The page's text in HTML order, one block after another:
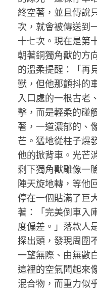
終空著，並且傳說
次，就會被傳送到
十七次。現在是第
朝著銅獨角獸的方
的溫柔提醒：「再
獸，但他那顫抖的
入口處的一根古老
擊，而是輕柔的碰
著，一道濃郁的、
芒。猛地從柱子爆
他的掀背車。光芒
剩下獨角獸雕像一
陣天旋地轉，等他
停在一個貼滿了巨
著：「完美倒車
度偏差。」落款人
探出頭，發現周圍
一望無際、由無數
這裡的空氣聞起來
混合物，而重力似